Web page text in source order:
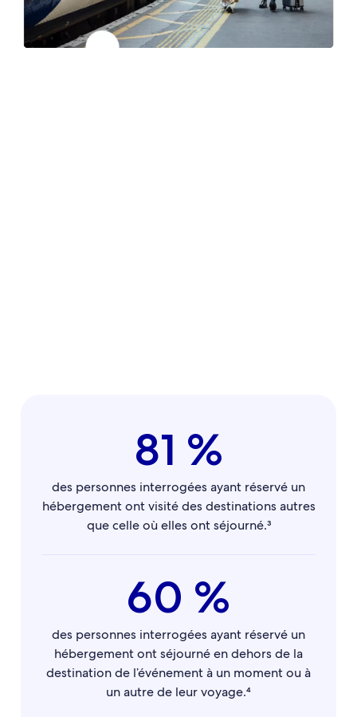
81 %
des personnes interrogées ayant réservé un
hébergement ont visité des destinations autres
que celle où elles ont séjourné.³
60 %
des personnes interrogées ayant réservé un
hébergement ont séjourné en dehors de la
destination de l’événement à un moment ou à
un autre de leur voyage.⁴